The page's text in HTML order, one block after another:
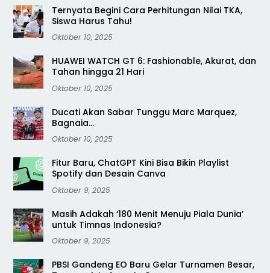
Ternyata Begini Cara Perhitungan Nilai TKA,
Siswa Harus Tahu!
Oktober 10, 2025
HUAWEI WATCH GT 6: Fashionable, Akurat, dan
Tahan hingga 21 Hari
Oktober 10, 2025
Ducati Akan Sabar Tunggu Marc Marquez,
Bagnaia…
Oktober 10, 2025
Fitur Baru, ChatGPT Kini Bisa Bikin Playlist
Spotify dan Desain Canva
Oktober 9, 2025
Masih Adakah ‘180 Menit Menuju Piala Dunia’
untuk Timnas Indonesia?
Oktober 9, 2025
PBSI Gandeng EO Baru Gelar Turnamen Besar,